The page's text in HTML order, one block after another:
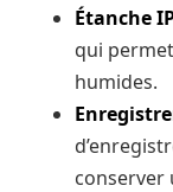
Étanche
qui
humides.
conserver